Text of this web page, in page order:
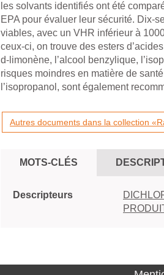
les solvants identifiés ont été
EPA pour évaluer leur sécurité. Dix-
viables, avec un VHR inférieur à
ceux-ci, on trouve des esters
d-limonène, l’alcool benzylique,
risques moindres en matière de
l’isopropanol, sont également
Autres documents dans la collection
MOTS-CLÉS
Descripteurs